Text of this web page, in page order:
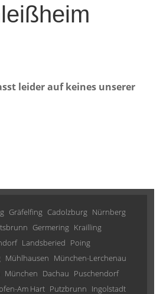
leider auf keines unserer
Gräfelfing Cadolzburg Nürnberg
Germering Krailling
Landsberied Poing
Mühlhausen München-Lerchenau
München Dachau Puschendorf
Am Hart Putzbrunn Ingolstadt